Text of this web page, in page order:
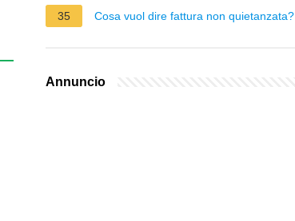
35 Cosa vuol dire fattura non quietanzata?
Annuncio